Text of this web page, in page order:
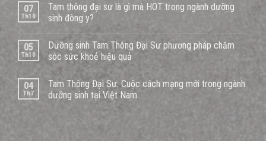
07
Th10
Tam thông đại sư là gì mà HOT trong ngành dưỡng
sinh đông y?
05
Th10
Dưỡng sinh Tam Thông Đại Sư phương pháp chăm
sóc sức khoẻ hiệu quả
04
Th7
Tam Thông Đại Sư: Cuộc cách mạng mới trong ngành
dưỡng sinh tại Việt Nam